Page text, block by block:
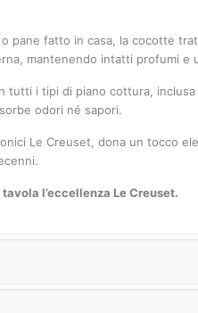
pane fatto in casa, la cocotte
mantenendo intatti profumi e
tutti i tipi di piano cottura,
odori né sapori.
Le Creuset, dona un tocco
l’eccellenza Le Creuset.